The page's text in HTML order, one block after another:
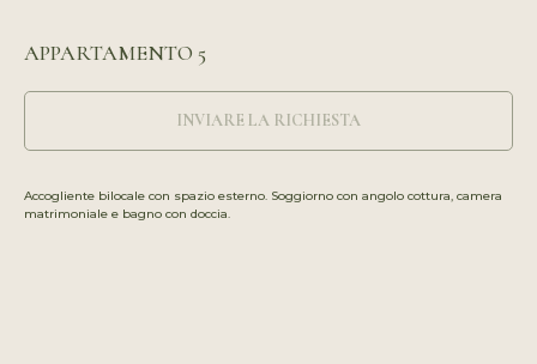
APPARTAMENTO 5
INVIARE LA RICHIESTA
Accogliente bilocale con spazio esterno. Soggiorno con angolo cottura, camera
matrimoniale e bagno con doccia.